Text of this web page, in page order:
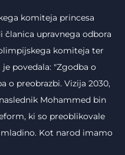
komiteja princesa
članica upravnega odbora
komiteja ter
povedala: "Zgodba o
o preobrazbi. Vizija 2030,
Mohammed bin
ki so preoblikovale
Kot narod imamo